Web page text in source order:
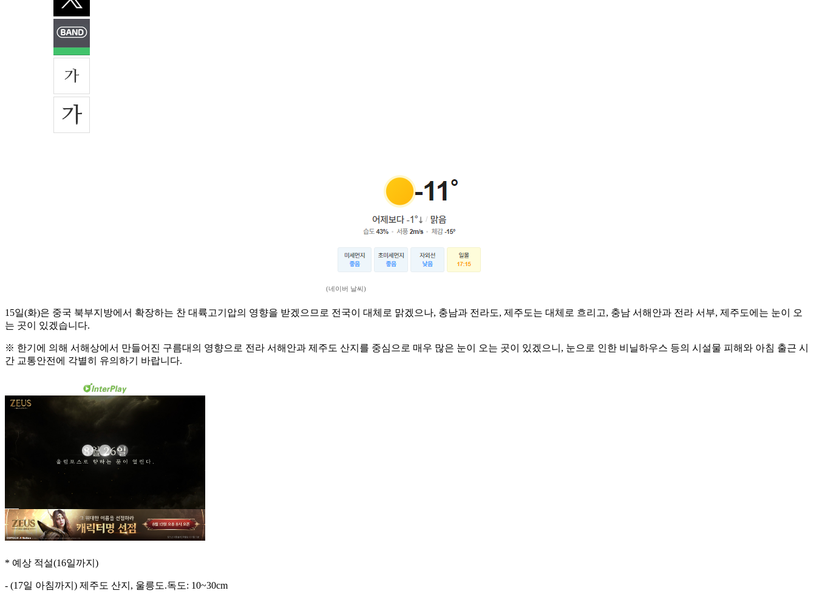
(네이버 날씨)
15일(화)은 중국 북부지방에서 확장하는 찬 대륙고기압의 영향을 받겠으므로 전국이 대체로 맑겠으나, 충남과 전라도, 제주도는 대체로 흐리고, 충남 서해안과 전라 서부, 제주도에는 눈이 오
는 곳이 있겠습니다.
※ 한기에 의해 서해상에서 만들어진 구름대의 영향으로 전라 서해안과 제주도 산지를 중심으로 매우 많은 눈이 오는 곳이 있겠으니, 눈으로 인한 비닐하우스 등의 시설물 피해와 아침 출근 시
간 교통안전에 각별히 유의하기 바랍니다.
* 예상 적설(16일까지)
- (17일 아침까지) 제주도 산지, 울릉도.독도: 10~30cm